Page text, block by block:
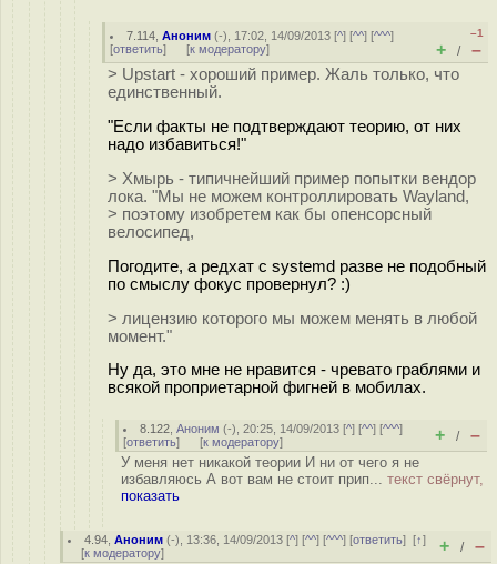
7.114 ,Аноним (-), 17:02, 14/09/2013 [^] [^^] [^^^]
[ответить] [к модератору]
–1
+ / –
> Upstart - хороший пример. Жаль только, что
единственный.
"Если факты не подтверждают теорию, от них
надо избавиться!"
> Хмырь - типичнейший пример попытки вендор
лока. "Мы не можем контроллировать Wayland,
> поэтому изобретем как бы опенсорсный
велосипед,
Погодите, а редхат с systemd разве не подобный
по смыслу фокус провернул? :)
> лицензию которого мы можем менять в любой
момент."
Ну да, это мне не нравится - чревато граблями и
всякой проприетарной фигней в мобилах.
8.122 ,Аноним (-), 20:25, 14/09/2013 [^] [^^] [^^^]
[ответить] [к модератору] + / –
У меня нет никакой теории И ни от чего я не
избавляюсь А вот вам не стоит прип... текст свёрнут,
показать
4.94 ,Аноним (-), 13:36, 14/09/2013 [^] [^^] [^^^] [ответить][↑]
[к модератору] + / –